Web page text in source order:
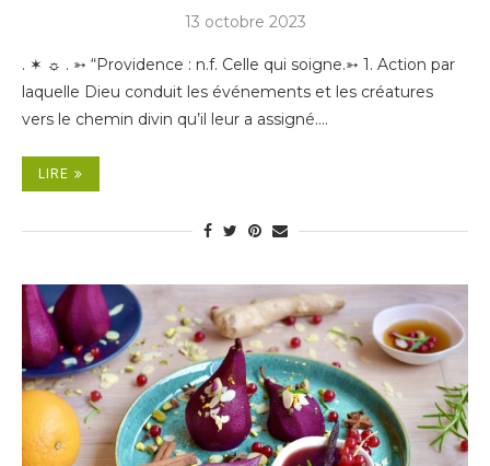
13 octobre 2023
. ✶ ☼ . ➳ “Providence : n.f. Celle qui soigne.➳ 1. Action par
laquelle Dieu conduit les événements et les créatures
vers le chemin divin qu’il leur a assigné.…
LIRE